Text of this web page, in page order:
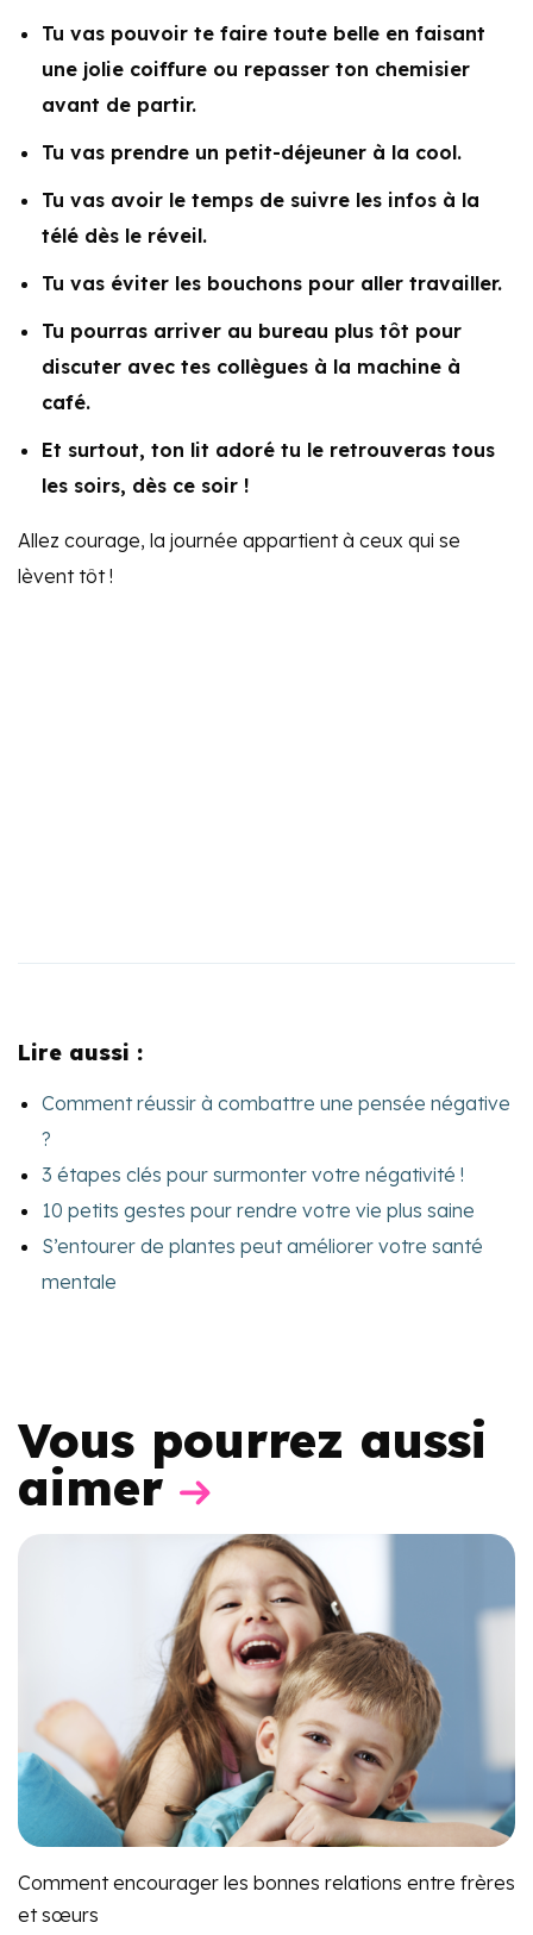
Tu vas pouvoir te faire toute belle en faisant
une jolie coiffure ou repasser ton chemisier
avant de partir.
Tu vas prendre un petit-déjeuner à la cool.
Tu vas avoir le temps de suivre les infos à la
télé dès le réveil.
Tu vas éviter les bouchons pour aller travailler.
Tu pourras arriver au bureau plus tôt pour
discuter avec tes collègues à la machine à
café.
Et surtout, ton lit adoré tu le retrouveras tous
les soirs, dès ce soir !
Allez courage, la journée appartient à ceux qui se
lèvent tôt !
Lire aussi :
Comment réussir à combattre une pensée négative
?
3 étapes clés pour surmonter votre négativité !
10 petits gestes pour rendre votre vie plus saine
S’entourer de plantes peut améliorer votre santé
mentale
Vous pourrez aussi
aimer
Comment encourager les bonnes relations entre frères
et sœurs